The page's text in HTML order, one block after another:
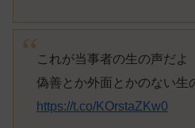
これが当事者の生の声だよ
偽善とか外面とかのない生
https://t.co/KOrstaZKw0